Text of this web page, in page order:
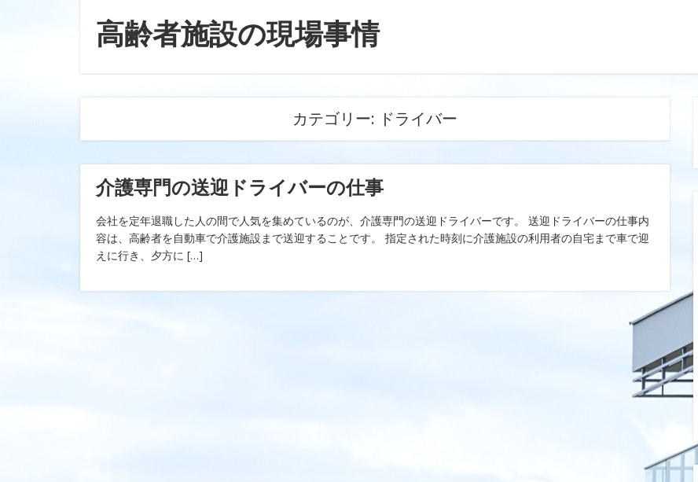
高齢者施設の現場事情
カテゴリー: ドライバー
介護専門の送迎ドライバーの仕事
会社を定年退職した人の間で人気を集めているのが、介護専門の送迎ドライバーです。 送迎ドライバーの仕事内
容は、高齢者を自動車で介護施設まで送迎することです。 指定された時刻に介護施設の利用者の自宅まで車で迎
えに行き、夕方に […]